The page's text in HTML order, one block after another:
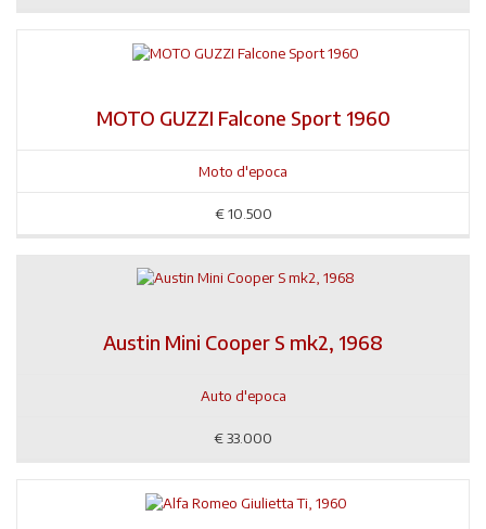
MOTO GUZZI Falcone Sport 1960
Moto d'epoca
€ 10.500
Austin Mini Cooper S mk2, 1968
Auto d'epoca
€33.000